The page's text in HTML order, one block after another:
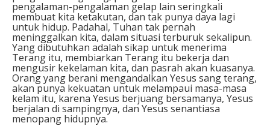
pengalaman-pengalaman gelap lain seringkali
membuat kita ketakutan, dan tak punya daya lagi
untuk hidup. Padahal, Tuhan tak pernah
meninggalkan kita, dalam situasi terburuk sekalipun.
Yang dibutuhkan adalah sikap untuk menerima
Terang itu, membiarkan Terang itu bekerja dan
mengusir kekelaman kita, dan pasrah akan kuasanya.
Orang yang berani mengandalkan Yesus sang terang,
akan punya kekuatan untuk melampaui masa-masa
kelam itu, karena Yesus berjuang bersamanya, Yesus
berjalan di sampingnya, dan Yesus senantiasa
menopang hidupnya.